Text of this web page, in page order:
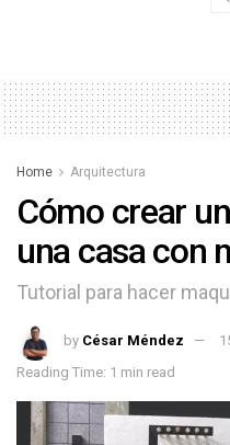
Home Arquitectura
Cómo crear
una casa con
Tutorial para hacer
by César Méndez
Reading Time: 1 min read